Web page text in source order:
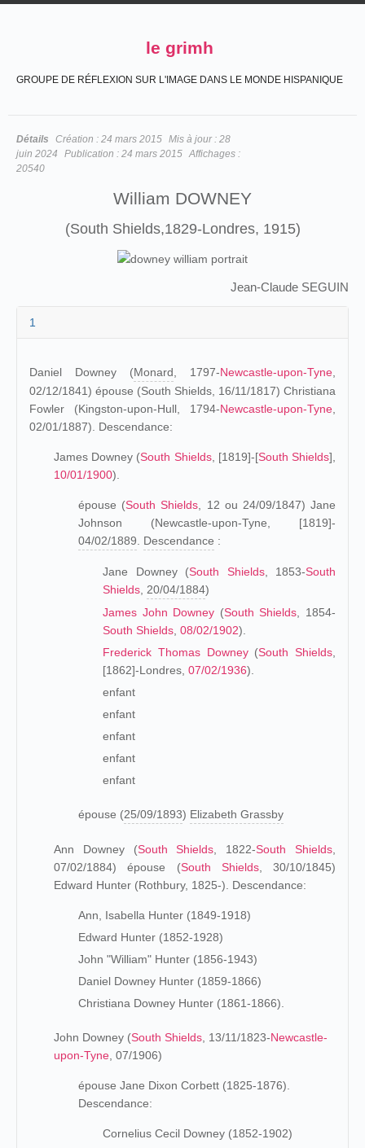
le grimh
GROUPE DE RÉFLEXION SUR L'IMAGE DANS LE MONDE HISPANIQUE
Détails Création : 24 mars 2015 Mis à jour : 28
juin 2024
Publication : 24 mars 2015 Affichages :
20540
William DOWNEY
(South Shields,1829-Londres, 1915)
Jean-Claude SEGUIN
1
Daniel Downey (Monard , 1797-Newcastle-upon-Tyne
02/12/1841) épouse (South Shields, 16/11/1817) Christiana
Fowler (Kingston-upon-Hull, 1794-Newcastle-upon-Tyne
02/01/1887). Descendance:
James Downey (South Shields, [1819]-[South Shields],
10/01/1900).
épouse (South Shields , 12 ou 24/09/1847) Jane
Johnson (Newcastle-upon-Tyne, [1819]-
04/02/1889
Descendance :
Jane Downey (South Shields, 1853-South
Shields 20/04/1884)
James John Downey (South Shields , 1854-
South Shields 08/02/1902).
Frederick Thomas Downey(South Shields
[1862]-Londres, 07/02/1936).
enfant
enfant
enfant
enfant
enfant
épouse (25/09/1893) Elizabeth Grassby
Ann Downey (South Shields , 1822-South Shields
07/02/1884) épouse (South Shields, 30/10/1845)
Edward Hunter (Rothbury, 1825-). Descendance:
Ann, Isabella Hunter (1849-1918)
Edward Hunter (1852-1928)
John "William" Hunter (1856-1943)
Daniel Downey Hunter (1859-1866)
Christiana Downey Hunter (1861-1866).
John Downey (South Shields , 13/11/1823-Newcastle-
upon-Tyne , 07/1906)
épouse Jane Dixon Corbett (1825-1876).
Descendance:
Cornelius Cecil Downey (1852-1902)